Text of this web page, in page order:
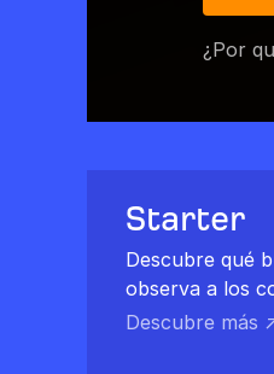
¿Por
Starter
Descubre qué
observa a los
Descubre más